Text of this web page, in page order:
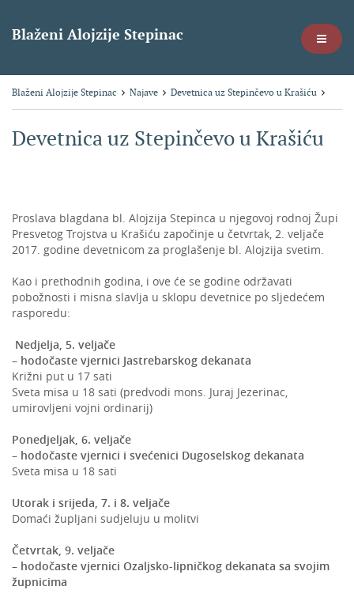
Blaženi Alojzije Stepinac
Blaženi Alojzije Stepinac Najave Devetnica uz Stepinčevo u Krašiću
Devetnica uz Stepinčevo u Krašiću
Proslava blagdana bl. Alojzija Stepinca u njegovoj rodnoj Župi
Presvetog Trojstva u Krašiću započinje u četvrtak, 2. veljače
2017. godine devetnicom za proglašenje bl. Alojzija svetim.
Kao i prethodnih godina, i ove će se godine održavati
pobožnosti i misna slavlja u sklopu devetnice po sljedećem
rasporedu:
Nedjelja, 5. veljače
– hodočaste vjernici Jastrebarskog dekanata
Križni put u 17 sati
Sveta misa u 18 sati (predvodi mons. Juraj Jezerinac,
umirovljeni vojni ordinarij)
Ponedjeljak, 6. veljače
– hodočaste vjernici i svećenici Dugoselskog dekanata
Sveta misa u 18 sati
Utorak i srijeda, 7. i 8. veljače
Domaći župljani sudjeluju u molitvi
Četvrtak, 9. veljače
– hodočaste vjernici Ozaljsko-lipničkog dekanata sa svojim
župnicima